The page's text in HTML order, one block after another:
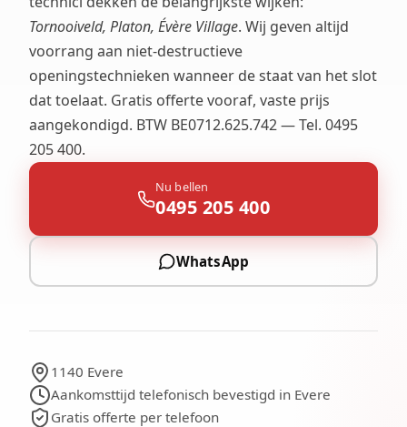
Tornooiveld, Platon, Évère Village. Wij geven altijd
voorrang aan niet-destructieve
openingstechnieken wanneer de staat van het slot
dat toelaat. Gratis offerte vooraf, vaste prijs
aangekondigd. BTW BE0712.625.742 — Tel. 0495
205 400.
Nu bellen
0495 205 400
WhatsApp
1140 Evere
Aankomsttijd telefonisch bevestigd in Evere
Gratis offerte per telefoon